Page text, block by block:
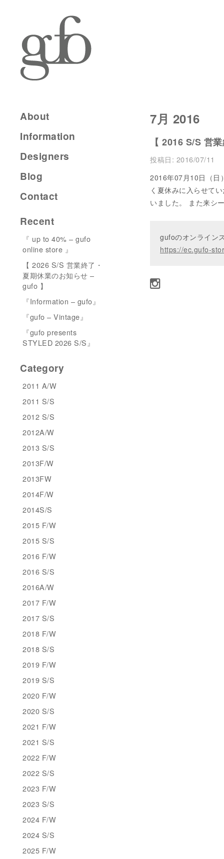
7月 2016
【 2016 S/S 営
投稿日: 2016/07/11
2016年07月10日（日
く夏休みに入らせて
いました。 また来シ
gufoのオンライン
https://ec.gufo-
About
Information
Designers
Blog
Contact
Recent
『 up to 40% – gufo
online store 』
【 2026 S/S 営業終了・
夏期休業のお知らせ –
gufo 】
『Information – gufo』
『gufo – Vintage』
『gufo presents
STYLED 2026 S/S』
Category
2011 A/W
2011 S/S
2012 S/S
2012A/W
2013 S/S
2013F/W
2013FW
2014F/W
2014S/S
2015 F/W
2015 S/S
2016 F/W
2016 S/S
2016A/W
2017 F/W
2017 S/S
2018 F/W
2018 S/S
2019 F/W
2019 S/S
2020 F/W
2020 S/S
2021 F/W
2021 S/S
2022 F/W
2022 S/S
2023 F/W
2023 S/S
2024 F/W
2024 S/S
2025 F/W